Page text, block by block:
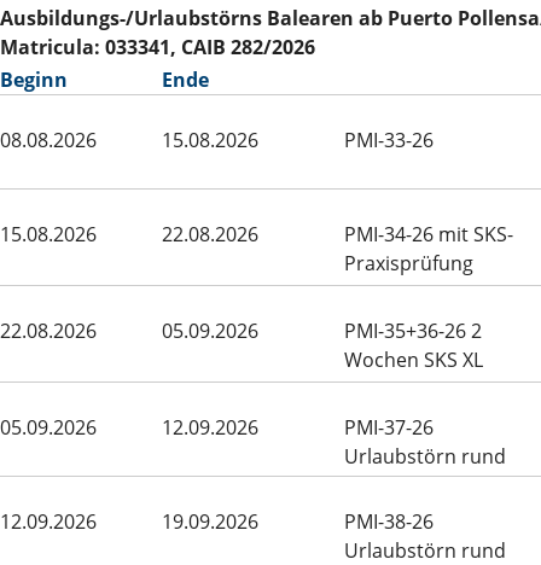
Ausbildungs-/Urlaubstörns Balearen ab Puerto
Matricula: 033341, CAIB 282/2026
Beginn
Ende
PMI-33-26
08.08.2026 15.08.2026
PMI-34-26 mit SKS-
Praxisprüfung
15.08.2026 22.08.2026
PMI-35+36-26 2
Wochen SKS XL
Mallorca Rund
22.08.2026 05.09.2026
PMI-37-26
Urlaubstörn rund
Menorca
05.09.2026 12.09.2026
PMI-38-26
Urlaubstörn rund
12.09.2026 19.09.2026